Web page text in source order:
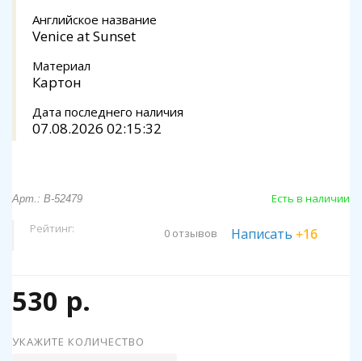
Английское название
Venice at Sunset
Материал
Картон
Дата последнего наличия
07.08.2026 02:15:32
Арт.: B-52479 Есть в наличии
Рейтинг: 0 отзывов Написать +16
530 р.
УКАЖИТЕ КОЛИЧЕСТВО